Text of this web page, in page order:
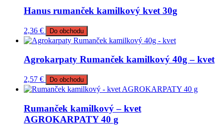
Hanus rumanček kamilkový kvet 30g
2,36 € Do obchodu
Agrokarpaty Rumanček kamilkový 40g – kvet
2,57 € Do obchodu
Rumanček kamilkový – kvet
AGROKARPATY 40 g